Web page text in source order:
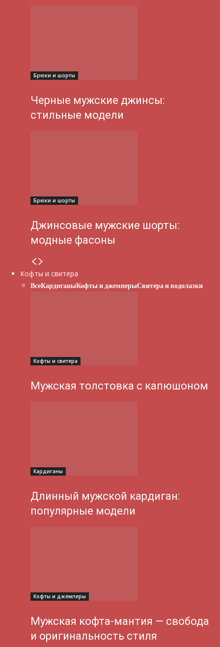
Брюки и шорты
Черные мужские джинсы:
стильные модели
Брюки и шорты
Джинсовые мужские шорты:
модные фасоны
Кофты и свитера
ВсеКардиганыКофты и джемперыСвитера и водолазки
Кофты и свитера
Мужская толстовка с капюшоном
Кардиганы
Длинный мужской кардиган:
популярные модели
Кофты и джемперы
Мужская кофта-мантия — свобода
и оригинальность стиля